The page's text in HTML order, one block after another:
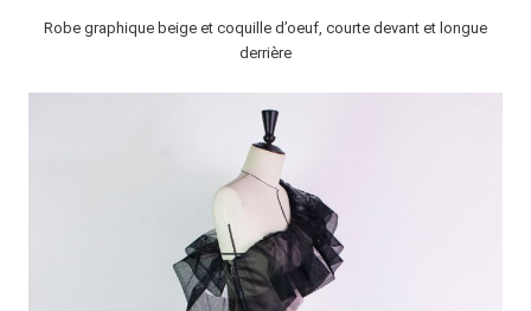
Robe graphique beige et coquille d’oeuf, courte devant et longue
derrière